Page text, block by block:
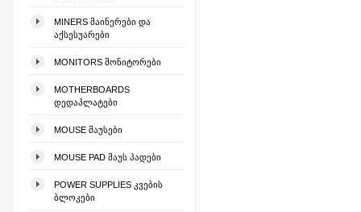
MINERS ᲛᲐᲘᲜᲔᲠᲔᲑᲘ ᲓᲐ
ᲐᲥᲡᲔᲡᲣᲐᲠᲔᲑᲘ
MONITORS ᲛᲝᲜᲘᲢᲝᲠᲔᲑᲘ
MOTHERBOARDS
ᲓᲔᲓᲐᲞᲚᲐᲢᲔᲑᲘ
MOUSE ᲛᲐᲣᲡᲔᲑᲘ
MOUSE PAD ᲛᲐᲣᲡ ᲞᲐᲓᲔᲑᲘ
POWER SUPPLIES ᲙᲕᲔᲑᲘᲡ
ᲑᲚᲝᲙᲔᲑᲘ